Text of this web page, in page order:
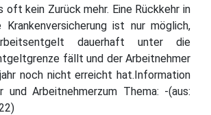
kein Zurück mehr. Eine Rückkehr in
ist nur möglich,
dauerhaft unter die
fällt und der Arbeitnehmer
noch nicht erreicht hat.Information
und Arbeitnehmerzum Thema: -(aus: